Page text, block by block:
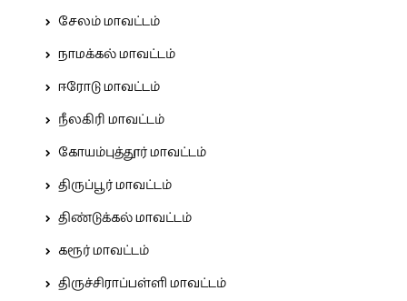
சேலம் மாவட்டம்
நாமக்கல் மாவட்டம்
ஈரோடு மாவட்டம்
நீலகிரி மாவட்டம்
கோயம்புத்தூர் மாவட்டம்
திருப்பூர் மாவட்டம்
திண்டுக்கல் மாவட்டம்
கரூர் மாவட்டம்
திருச்சிராப்பள்ளி மாவட்டம்